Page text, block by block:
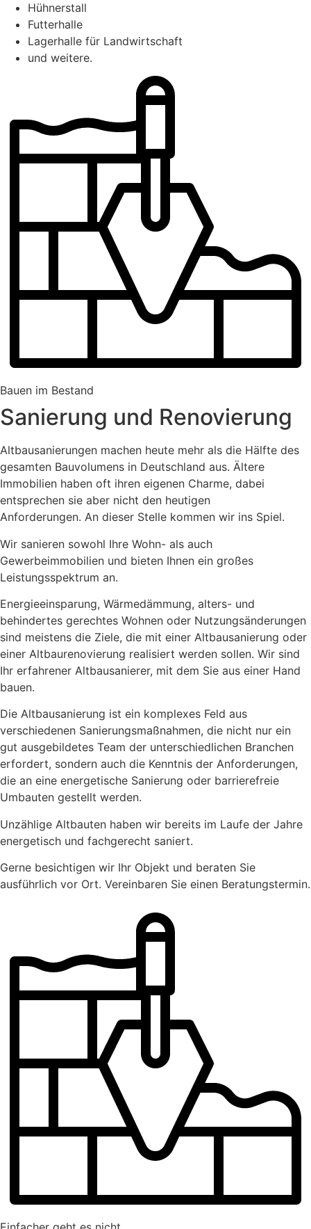
Hühnerstall
Futterhalle
Lagerhalle für Landwirtschaft
und weitere.
Bauen im Bestand
Sanierung und Renovierung
Altbausanierungen machen heute mehr als die Hälfte des
gesamten Bauvolumens in Deutschland aus. Ältere
Immobilien haben oft ihren eigenen Charme, dabei
entsprechen sie aber nicht den heutigen
Anforderungen. An dieser Stelle kommen wir ins Spiel.
Wir sanieren sowohl Ihre Wohn- als auch
Gewerbeimmobilien und bieten Ihnen ein großes
Leistungsspektrum an.
Energieeinsparung, Wärmedämmung, alters- und
behindertes gerechtes Wohnen oder Nutzungsänderungen
sind meistens die Ziele, die mit einer Altbausanierung oder
einer Altbaurenovierung realisiert werden sollen. Wir sind
Ihr erfahrener Altbausanierer, mit dem Sie aus einer Hand
bauen.
Die Altbausanierung ist ein komplexes Feld aus
verschiedenen Sanierungsmaßnahmen, die nicht nur ein
gut ausgebildetes Team der unterschiedlichen Branchen
erfordert, sondern auch die Kenntnis der Anforderungen,
die an eine energetische Sanierung oder barrierefreie
Umbauten gestellt werden.
Unzählige Altbauten haben wir bereits im Laufe der Jahre
energetisch und fachgerecht saniert.
Gerne besichtigen wir Ihr Objekt und beraten Sie
ausführlich vor Ort. Vereinbaren Sie einen Beratungstermin.